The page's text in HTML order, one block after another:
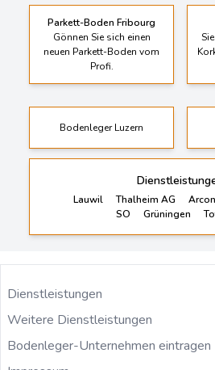
Parkett-Boden Fribourg
Gönnen Sie sich einen
neuen Parkett-Boden vom
Profi.
Bodenleger Luzern
Lauwil Thalheim AG
SO
Grüningen
Dienstleistungen
Weitere Dienstleistungen
Bodenleger-Unternehmen eintragen